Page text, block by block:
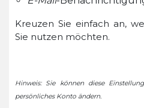
Kreuzen Sie einfach an,
Sie nutzen möchten.
Hinweis: Sie können diese
persönliches Konto ändern.